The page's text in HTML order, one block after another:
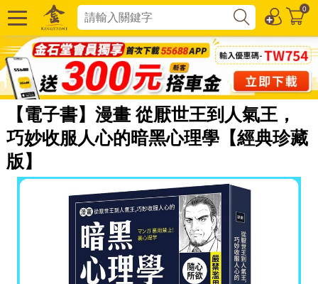
0
【電子書】漫畫 從厭世王到人氣王，
巧妙收服人心的暗黑心理學【經典珍藏
版】